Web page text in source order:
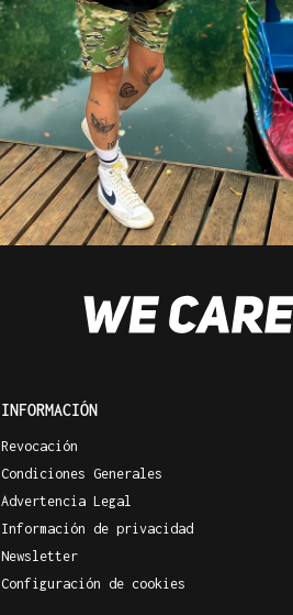
INFORMACIÓN
Revocación
Condiciones Generales
Advertencia Legal
Información de privacidad
Newsletter
Configuración de cookies